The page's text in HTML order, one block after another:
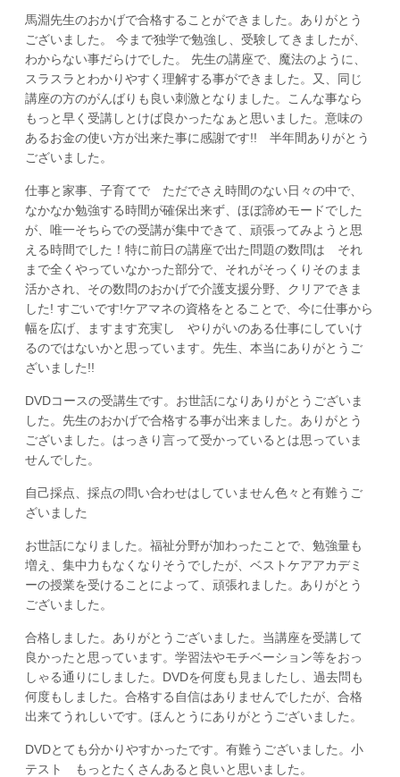
馬淵先生のおかげで合格することができました。ありがとう
ございました。 今まで独学で勉強し、受験してきましたが、
わからない事だらけでした。 先生の講座で、魔法のように、
スラスラとわかりやすく理解する事ができました。又、同じ
講座の方のがんばりも良い刺激となりました。こんな事なら
もっと早く受講しとけば良かったなぁと思いました。意味の
あるお金の使い方が出来た事に感謝です!! 半年間ありがとう
ございました。
仕事と家事、子育てで ただでさえ時間のない日々の中で、
なかなか勉強する時間が確保出来ず、ほぼ諦めモードでした
が、唯一そちらでの受講が集中できて、頑張ってみようと思
える時間でした！特に前日の講座で出た問題の数問は それ
まで全くやっていなかった部分で、それがそっくりそのまま
活かされ、その数問のおかげで介護支援分野、クリアできま
した! すごいです!ケアマネの資格をとることで、今に仕事から
幅を広げ、ますます充実し やりがいのある仕事にしていけ
るのではないかと思っています。先生、本当にありがとうご
ざいました!!
DVDコースの受講生です。お世話になりありがとうございま
した。先生のおかげで合格する事が出来ました。ありがとう
ございました。はっきり言って受かっているとは思っていま
せんでした。
自己採点、採点の問い合わせはしていません色々と有難うご
ざいました
お世話になりました。福祉分野が加わったことで、勉強量も
増え、集中力もなくなりそうでしたが、ベストケアアカデミ
ーの授業を受けることによって、頑張れました。ありがとう
ございました。
合格しました。ありがとうございました。当講座を受講して
良かったと思っています。学習法やモチベーション等をおっ
しゃる通りにしました。DVDを何度も見ましたし、過去問も
何度もしました。合格する自信はありませんでしたが、合格
出来てうれしいです。ほんとうにありがとうございました。
DVDとても分かりやすかったです。有難うございました。小
テスト もっとたくさんあると良いと思いました。